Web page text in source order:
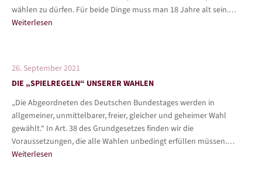
wählen zu dürfen. Für beide Dinge muss man 18 Jahre alt sein.…
Weiterlesen
26. September 2021
DIE „SPIELREGELN“ UNSERER WAHLEN
„Die Abgeordneten des Deutschen Bundestages werden in
allgemeiner, unmittelbarer, freier, gleicher und geheimer Wahl
gewählt.“ In Art. 38 des Grundgesetzes finden wir die
Voraussetzungen, die alle Wahlen unbedingt erfüllen müssen.…
Weiterlesen